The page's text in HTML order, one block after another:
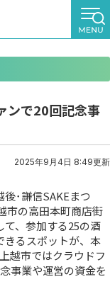
ンで20回記念事
2025年9月4日 8:49更新
後･謙信SAKEまつ
市の高田本町商店街
て、参加する25の酒
きるスポットが、本
越市ではクラウドフ
事業や運営の資金を